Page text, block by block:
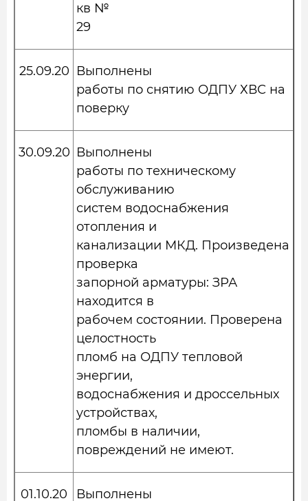
кв №
29
25.09.20 Выполнены
работы по снятию ОДПУ ХВС на
поверку
30.09.20 Выполнены
работы по техническому
обслуживанию
систем водоснабжения
отопления и
канализации МКД. Произведена
проверка
запорной арматуры: ЗРА
находится в
рабочем состоянии. Проверена
целостность
пломб на ОДПУ тепловой
энергии,
водоснабжения и дроссельных
устройствах,
пломбы в наличии,
повреждений не имеют.
01.10.20
Выполнены